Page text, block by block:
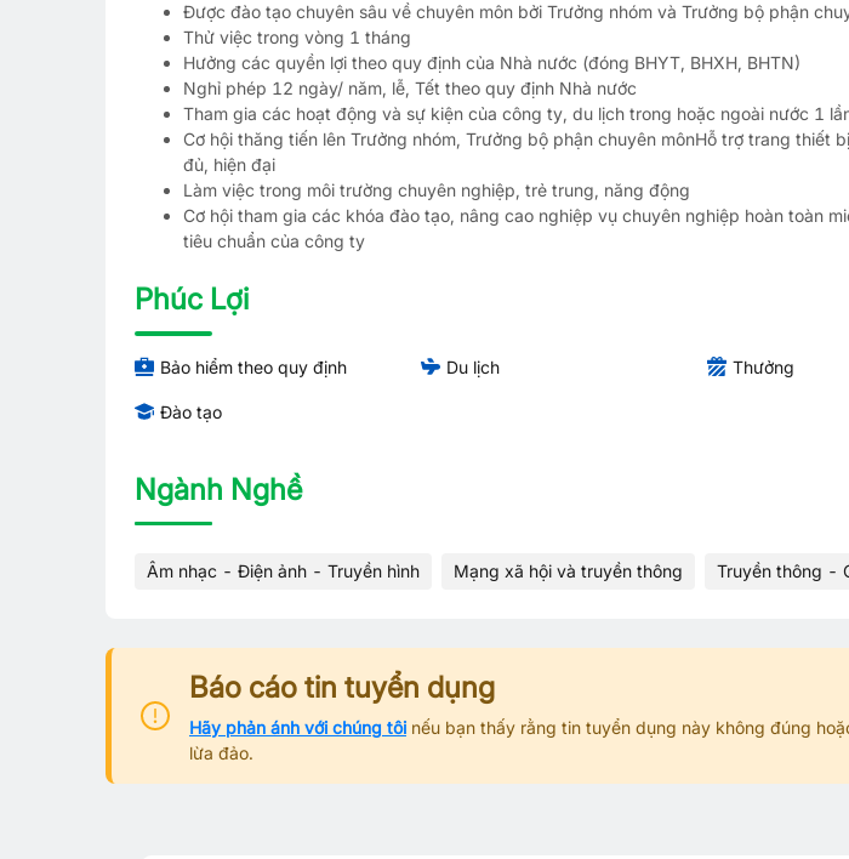
Được đào tạo chuyên sâu về chuyên môn bởi Trưởng nhóm và Trưởng bộ phận
Thử việc trong vòng 1 tháng
Hưởng các quyền lợi theo quy định của Nhà nước (đóng BHYT, BHXH, BHTN)
Nghỉ phép 12 ngày/ năm, lễ, Tết theo quy định Nhà nước
Tham gia các hoạt động và sự kiện của công ty, du lịch trong hoặc ngoài nước 1
Cơ hội thăng tiến lên Trưởng nhóm, Trưởng bộ phận chuyên mônHỗ trợ trang thiết
đủ, hiện đại
Làm việc trong môi trường chuyên nghiệp, trẻ trung, năng động
Cơ hội tham gia các khóa đào tạo, nâng cao nghiệp vụ chuyên nghiệp hoàn toàn
tiêu chuẩn của công ty
Phúc Lợi
Bảo hiểm theo quy định Du lịch Thưởng
Đào tạo
Ngành Nghề
Âm nhạc - Điện ảnh - Truyền hình Mạng xã hội và truyền thông Truyền thông -
Báo cáo tin tuyển dụng
Hãy phản ánh với chúng tôi nếu bạn thấy rằng tin tuyển dụng này không đúng
lừa đảo.